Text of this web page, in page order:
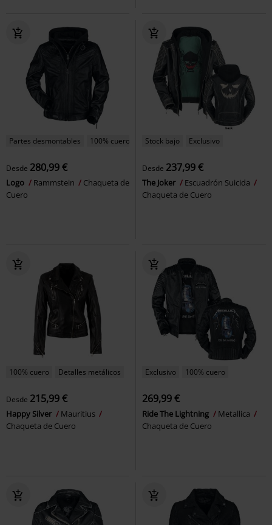
Partes desmontables 100% cuero
Desde 280,99 €
Logo Rammstein
Chaqueta de
Cuero
Stock bajo Exclusivo
Desde 237,99 €
The Joker
Escuadrón Suicida
Chaqueta de Cuero
100% cuero Detalles metálicos
Desde 215,99 €
Happy Silver
Mauritius
Chaqueta de Cuero
Exclusivo 100% cuero
269,99 €
Ride The Lightning
Metallica
Chaqueta de Cuero